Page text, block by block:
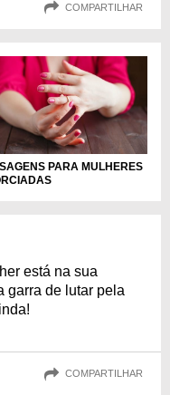
COMPARTILHAR
PARA MULHERES
está na sua
garra de lutar pela
COMPARTILHAR